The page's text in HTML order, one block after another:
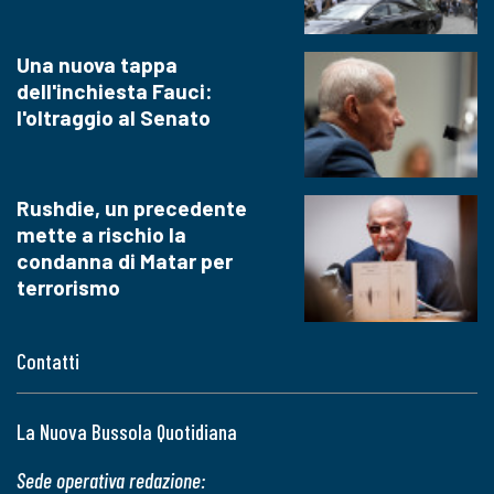
Contatti
La Nuova Bussola Quotidiana
Sede operativa redazione:
Una nuova tappa
dell'inchiesta Fauci:
l'oltraggio al Senato
Rushdie, un precedente
mette a rischio la
condanna di Matar per
terrorismo